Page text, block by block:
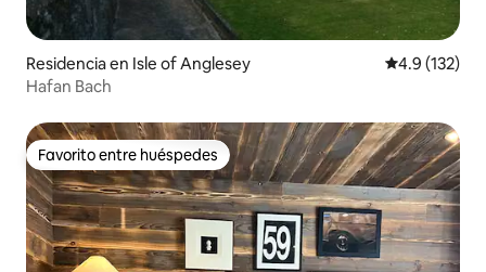
Residencia en Isle of Anglesey Calificación
4.9 (132)
Hafan Bach
Favorito entre huéspedes
Favorito entre huéspedes